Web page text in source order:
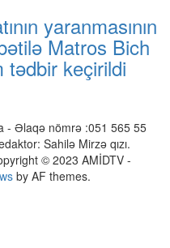
yaranmasının
Matros Bich
tədbir keçirildi
- Əlaqə nömrə :051 565 55
Sahilə Mirzə qızı.
© 2023 AMİDTV -
by AF themes.